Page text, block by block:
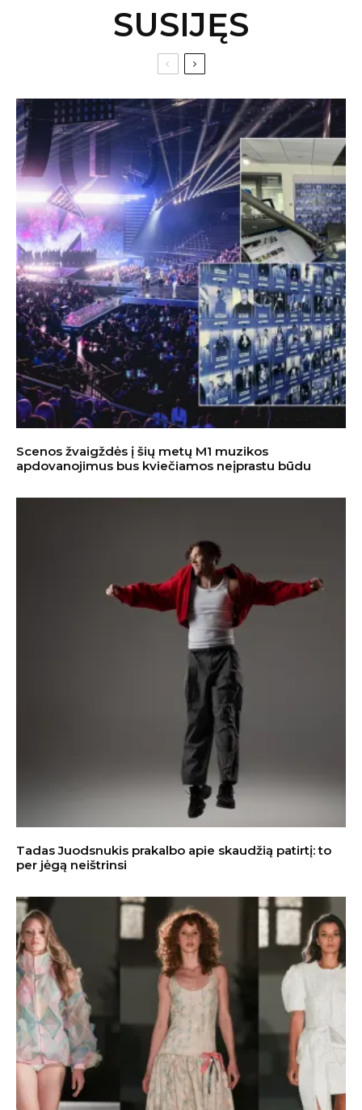
SUSIJĘS
Scenos žvaigždės į šių metų M1 muzikos
apdovanojimus bus kviečiamos neįprastu būdu
Tadas Juodsnukis prakalbo apie skaudžią patirtį: to
per jėgą neištrinsi